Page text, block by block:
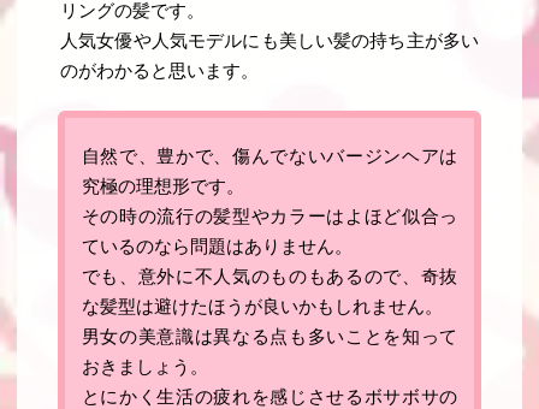
リングの髪です。
人気女優や人気モデルにも美しい髪の持ち主が多い
のがわかると思います。
自然で、豊かで、傷んでないバージンヘアは
究極の理想形です。
その時の流行の髪型やカラーはよほど似合っ
ているのなら問題はありません。
でも、意外に不人気のものもあるので、奇抜
な髪型は避けたほうが良いかもしれません。
男女の美意識は異なる点も多いことを知って
おきましょう 。
とにかく生活の疲れを感じさせるボサボサの